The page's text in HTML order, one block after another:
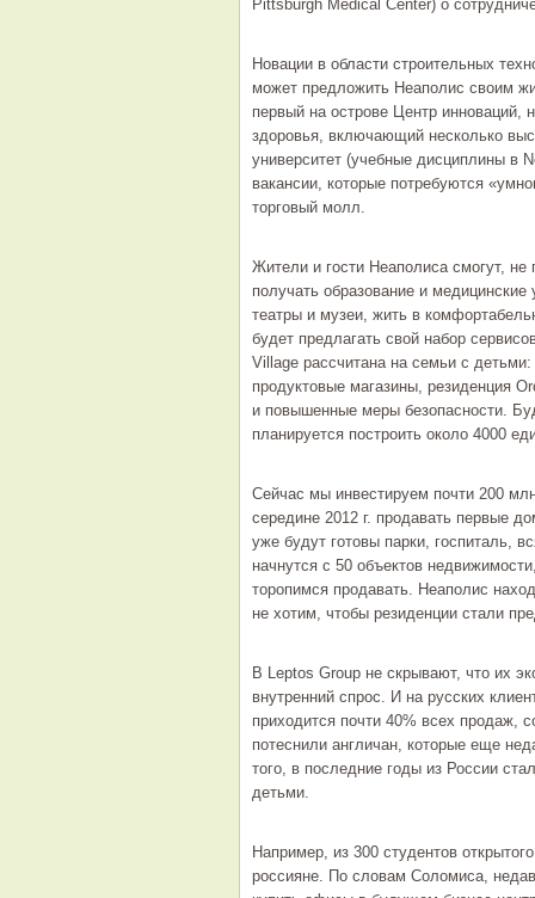
Pittsburgh Medical Center) о
Новации в области строительных
может предложить Неаполис своим
первый на острове Центр инноваций,
здоровья, включающий несколько
университет (учебные дисциплины в
вакансии, которые потребуются
торговый молл.
Жители и гости Неаполиса смогут, не
получать образование и
театры и музеи, жить в
будет предлагать свой набор
Village рассчитана на семьи с
продуктовые магазины, резиденция
и повышенные меры безопасности.
планируется построить около 4000
Сейчас мы инвестируем почти 200
середине 2012 г. продавать первые
уже будут готовы парки, госпиталь,
начнутся с 50 объектов
торопимся продавать. Неаполис
не хотим, чтобы резиденции стали
В Leptos Group не скрывают, что их
внутренний спрос. И на русских
приходится почти 40% всех продаж,
потеснили англичан, которые еще
того, в последние годы из России
детьми.
Например, из 300 студентов
россияне. По словам Соломиса,